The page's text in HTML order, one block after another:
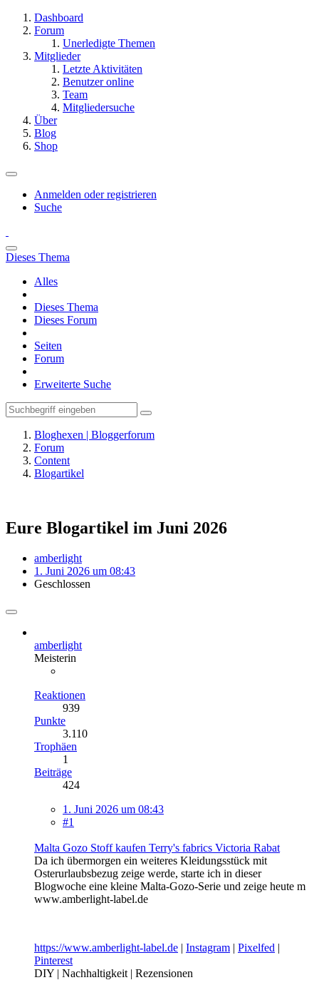
Dashboard
Forum
Unerledigte Themen
Mitglieder
Letzte Aktivitäten
Benutzer online
Team
Mitgliedersuche
Über
Blog
Shop
Anmelden oder registrieren
Suche
Dieses Thema
Alles
Dieses Thema
Dieses Forum
Seiten
Forum
Erweiterte Suche
Bloghexen | Bloggerforum
Forum
Content
Blogartikel
Eure Blogartikel im Juni 2026
amberlight
1. Juni 2026 um 08:43
Geschlossen
amberlight
Meisterin
Reaktionen
939
Punkte
3.110
Trophäen
1
Beiträge
424
1. Juni 2026 um 08:43
#1
Malta Gozo Stoff kaufen Terry's fabrics Victoria Rabat
Da ich übermorgen ein weiteres Kleidungsstück mit
Osterurlaubsbezug zeige werde, starte ich in dieser
Blogwoche eine kleine Malta-Gozo-Serie und zeige heute m
www.amberlight-label.de
https://www.amberlight-label.de | Instagram | Pixelfed |
Pinterest
DIY | Nachhaltigkeit | Rezensionen